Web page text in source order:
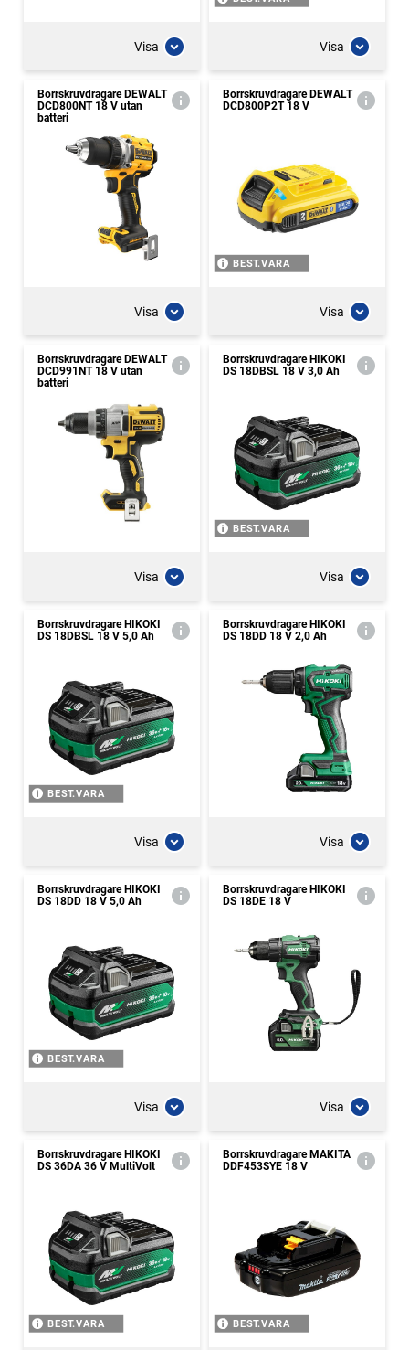
Visa Visa
Borrskruvdragare DEWALT
DCD800NT 18 V utan
batteri
Visa
Borrskruvdragare DEWALT
DCD800P2T 18 V
BEST.VARA
Visa
Borrskruvdragare DEWALT
DCD991NT 18 V utan
batteri
Visa
Borrskruvdragare HIKOKI
DS 18DBSL 18 V 3,0 Ah
BEST.VARA
Visa
Borrskruvdragare HIKOKI
DS 18DBSL 18 V 5,0 Ah
BEST.VARA
Visa
Borrskruvdragare HIKOKI
DS 18DD 18 V 2,0 Ah
Visa
Borrskruvdragare HIKOKI
DS 18DD 18 V 5,0 Ah
BEST.VARA
Visa
Borrskruvdragare HIKOKI
DS 18DE 18 V
Visa
Borrskruvdragare HIKOKI
DS 36DA 36 V MultiVolt
BEST.VARA
Borrskruvdragare MAKITA
DDF453SYE 18 V
BEST.VARA